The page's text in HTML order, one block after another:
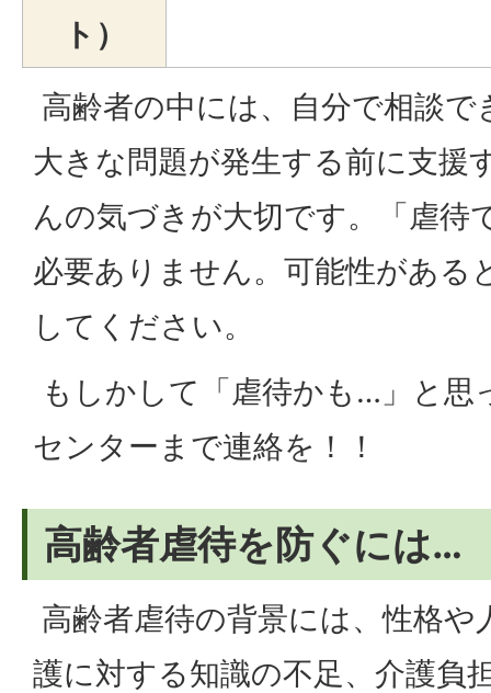
ト）
高齢者の中には、自分で相談
大きな問題が発生する前に支援
んの気づきが大切です。「虐待
必要ありません。可能性がある
してください。
もしかして「虐待かも…」と思
センターまで連絡を！！
高齢者虐待を防ぐには…
高齢者虐待の背景には、性格や
護に対する知識の不足、介護負